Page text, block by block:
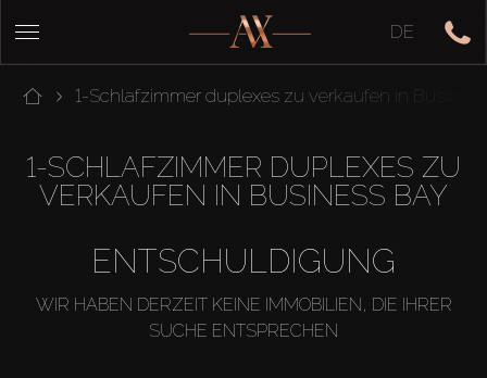
DE
1-Schlafzimmer duplexes zu verkaufen in
1-SCHLAFZIMMER DUPLEXES ZU
VERKAUFEN IN BUSINESS BAY
ENTSCHULDIGUNG
WIR HABEN DERZEIT KEINE IMMOBILIEN, DIE IHRER
SUCHE ENTSPRECHEN